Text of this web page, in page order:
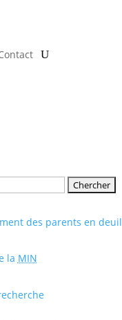
des parents en deuil
la MIN